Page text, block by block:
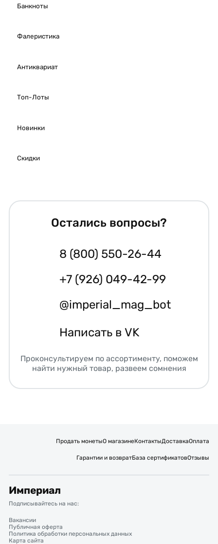
Банкноты
Фалеристика
Антиквариат
Топ-Лоты
Новинки
Скидки
Остались вопросы?
8 (800) 550-26-44
+7 (926) 049-42-99
@imperial_mag_bot
Написать в VK
Проконсультируем по ассортименту, поможем
найти нужный товар, развеем сомнения
Продать монетыО магазинеКонтактыДоставкаОплата
Гарантии и возвратБаза сертификатовОтзывы
Империал
Подписывайтесь на нас:
Вакансии
Публичная оферта
Политика обработки персональных данных
Карта сайта